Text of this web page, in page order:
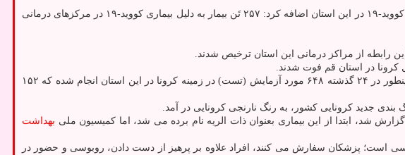
به گزارش عصر جمعه از روابط عمومی دانشگاه علوم پزشکی قم، محمدرضا قدیر در گفت وگویی درباره آخرین وضعیت بیماران کووید-۱۹ در این استان اضافه کرد: ۲۵۷ تَن بیمار به دلیل بیماری کووید-۱۹ در مرکزهای درمانی
قدیر با اشاره به اینکه تابحال تعداد یک میلیون و ۵ هزار و ۴۵۹ دُز واکسن کرونا در استان قم تزریق شده است، اظهار داشت: همینطور در ۲۴ گذشته ۶۴۸ مورد آزمایش (تست) در زمینه کرونا در این استان انجام شده که ۱۵۲
بهداشت
پزشکان سفارش می کنند، افراد علاوه بر پرهیز از دست دادن، روبوسی و حضور در